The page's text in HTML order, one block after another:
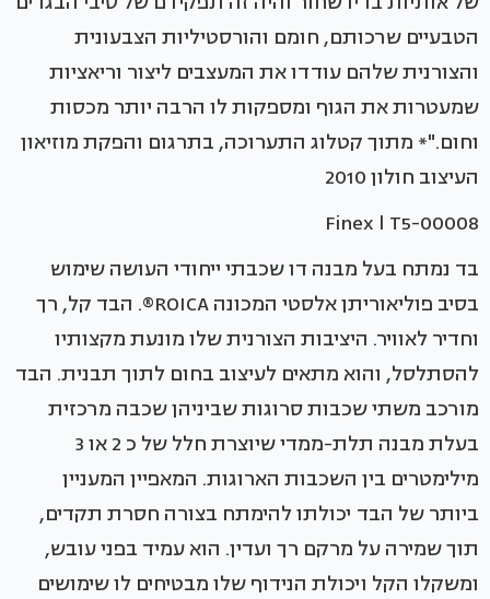
הטבעיים שרכותם, חומם והורסטיליות הצבעונית
והצורנית שלהם עודדו את המעצבים ליצור וריאציות
שמעטרות את הגוף ומספקות לו הרבה יותר מכסות
וחום."* מתוך קטלוג התערוכה, בתרגום והפקת מוזיאון
העיצוב חולון 2010
Finex l T5-00008
בד נמתח בעל מבנה דו שכבתי ייחודי העושה שימוש
בסיב פוליאוריתן אלסטי המכונה ROICA®. הבד קל, רך
וחדיר לאוויר. היציבות הצורנית שלו מונעת מקצותיו
להסתלסל, והוא מתאים לעיצוב בחום לתוך תבנית. הבד
מורכב משתי שכבות סרוגות שביניהן שכבה מרכזית
בעלת מבנה תלת-ממדי שיוצרת חלל של כ 2 או 3
מילימטרים בין השכבות הארוגות. המאפיין המעניין
ביותר של הבד יכולתו להימתח בצורה חסרת תקדים,
תוך שמירה על מרקם רך ועדין. הוא עמיד בפני עובש,
ומשקלו הקל ויכולת הנידוף שלו מבטיחים לו שימושים